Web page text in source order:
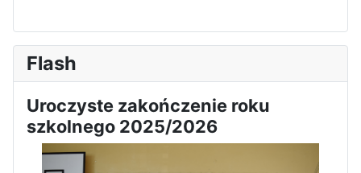
Flash
Uroczyste zakończenie roku
szkolnego 2025/2026